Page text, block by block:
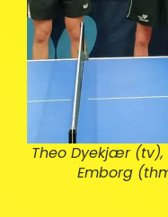
Theo Dyekjær (tv),
Emborg